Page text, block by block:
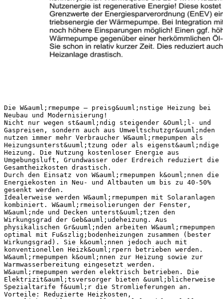
Die W&auml;rmepumpe – preisg&uuml;nstige Heizung bei
Neubau und Modernisierung!
Nicht nur wegen st&auml;ndig steigender &Ouml;l- und
Gaspreisen, sondern auch aus Umweltschutzgr&uuml;nden
nutzen immer mehr Verbraucher W&auml;rmepumpen als
Heizungsunterst&uuml;tzung oder als eigenst&auml;ndige
Heizung. Die Nutzung kostenloser Energie aus
Umgebungsluft, Grundwasser oder Erdreich reduziert die
Gesamtheizkosten drastisch.
Durch den Einsatz von W&auml;rmepumpen k&ouml;nnen die
Energiekosten in Neu- und Altbauten um bis zu 40-50%
gesenkt werden.
Idealerweise werden W&auml;rmepumpen mit Solaranlagen
kombiniert. W&auml;rmeisolierungen der Fenster,
W&auml;nde und Decken unterst&uuml;tzen den
Wirkungsgrad der Geb&auml;udeheizung. Aus
physikalischen Gr&uuml;nden arbeiten W&auml;rmepumpen
optimal mit Fu&szlig;bodenheizungen zusammen (bester
Wirkungsgrad). Sie k&ouml;nnen jedoch auch mit
konventionellen Heizk&ouml;rpern betrieben werden.
W&auml;rmepumpen k&ouml;nnen zur Heizung sowie zur
Warmwasserbereitung eingesetzt werden.
W&auml;rmepumpen werden elektrisch betrieben. Die
Elektrizit&auml;tsversorger bieten &uuml;blicherweise
Spezialtarife f&uuml;r die Stromlieferungen an.
Vorteile: Reduzierte Heizkosten,